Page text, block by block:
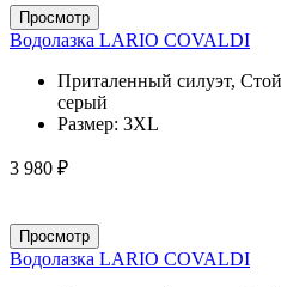
Просмотр
Водолазка LARIO COVALDI
Приталенный силуэт,
серый
Размер: 3XL
3 980 ₽
Просмотр
Водолазка LARIO COVALDI